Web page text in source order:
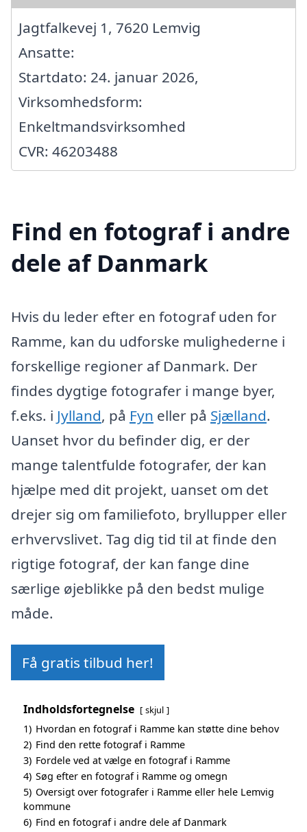
Jagtfalkevej 1, 7620 Lemvig
Ansatte:
Startdato: 24. januar 2026,
Virksomhedsform:
Enkeltmandsvirksomhed
CVR: 46203488
Find en fotograf i andre
dele af Danmark
Hvis du leder efter en fotograf uden for
Ramme, kan du udforske mulighederne i
forskellige regioner af Danmark. Der
findes dygtige fotografer i mange byer,
f.eks. i Jylland, på Fyn eller på Sjælland.
Uanset hvor du befinder dig, er der
mange talentfulde fotografer, der kan
hjælpe med dit projekt, uanset om det
drejer sig om familiefoto, bryllupper eller
erhvervslivet. Tag dig tid til at finde den
rigtige fotograf, der kan fange dine
særlige øjeblikke på den bedst mulige
måde.
Få gratis tilbud her!
Indholdsfortegnelse skjul
1) Hvordan en fotograf i Ramme kan støtte dine behov
2) Find den rette fotograf i Ramme
3) Fordele ved at vælge en fotograf i Ramme
4) Søg efter en fotograf i Ramme og omegn
5) Oversigt over fotografer i Ramme eller hele Lemvig
kommune
6) Find en fotograf i andre dele af Danmark